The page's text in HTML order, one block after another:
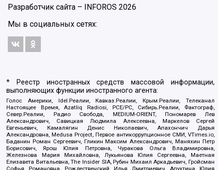
Разработчик сайта – INFOROS 2026
Мы в социальных сетях:
* Реестр иностранных средств массовой информации,
выполняющих функции иностранного агента:
Голос Америки, Idel.Реалии, Кавказ.Реалии, Крым.Реалии, Телеканал
Настоящее Время, Azatliq Radiosi, PCE/PC, Сибирь.Реалии, Фактограф,
Север.Реалии, Радио Свобода, MEDIUM-ORIENT, Пономарев Лев
Александрович, Савицкая Людмила Алексеевна, Маркелов Сергей
Евгеньевич, Камалягин Денис Николаевич, Апахончич Дарья
Александровна, Medusa Project, Первое антикоррупционное СМИ, VTimes.io,
Баданин Роман Сергеевич, Гликин Максим Александрович, Маняхин Петр
Борисович, Ярош Юлия Петровна, Чуракова Ольга Владимировна,
Железнова Мария Михайловна, Лукьянова Юлия Сергеевна, Маетная
Елизавета Витальевна, The Insider SIA, Рубин Михаил Аркадьевич, Гройсман